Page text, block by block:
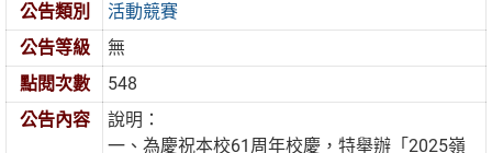
公告類別
活動競賽
公告等級
無
點閱次數
548
公告內容
說明：
一、為慶祝本校61周年校慶，特舉辦「2025嶺